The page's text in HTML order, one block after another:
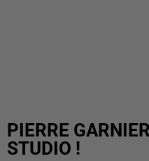
PIERRE
STUDIO !